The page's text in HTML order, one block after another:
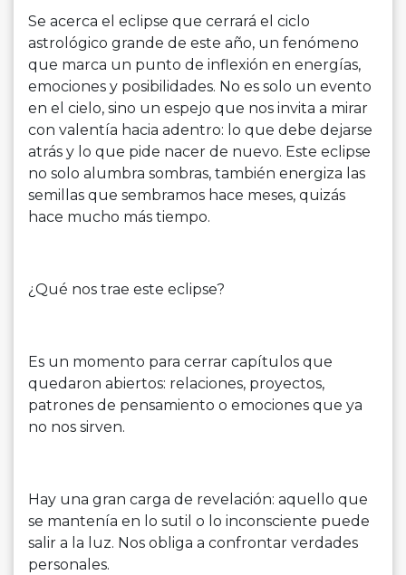
Se acerca el eclipse que cerrará el ciclo
astrológico grande de este año, un fenómeno
que marca un punto de inflexión en energías,
emociones y posibilidades. No es solo un evento
en el cielo, sino un espejo que nos invita a mirar
con valentía hacia adentro: lo que debe dejarse
atrás y lo que pide nacer de nuevo. Este eclipse
no solo alumbra sombras, también energiza las
semillas que sembramos hace meses, quizás
hace mucho más tiempo.
¿Qué nos trae este eclipse?
Es un momento para cerrar capítulos que
quedaron abiertos: relaciones, proyectos,
patrones de pensamiento o emociones que ya
no nos sirven.
Hay una gran carga de revelación: aquello que
se mantenía en lo sutil o lo inconsciente puede
salir a la luz. Nos obliga a confrontar verdades
personales.